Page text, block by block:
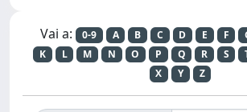
Vai a: 0-9 A B C D E F
K
L M N O P Q R S
X
Y Z